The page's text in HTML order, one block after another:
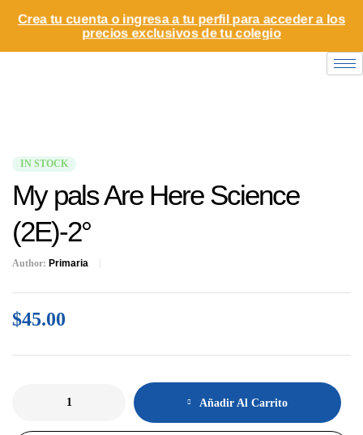
Crea tu cuenta o ingresa a tu perfil para acceder a los
precios exclusivos de tu colegio
IN STOCK
My pals Are Here Science
(2E)-2°
Author: Primaria
$45.00
Añadir Al Carrito